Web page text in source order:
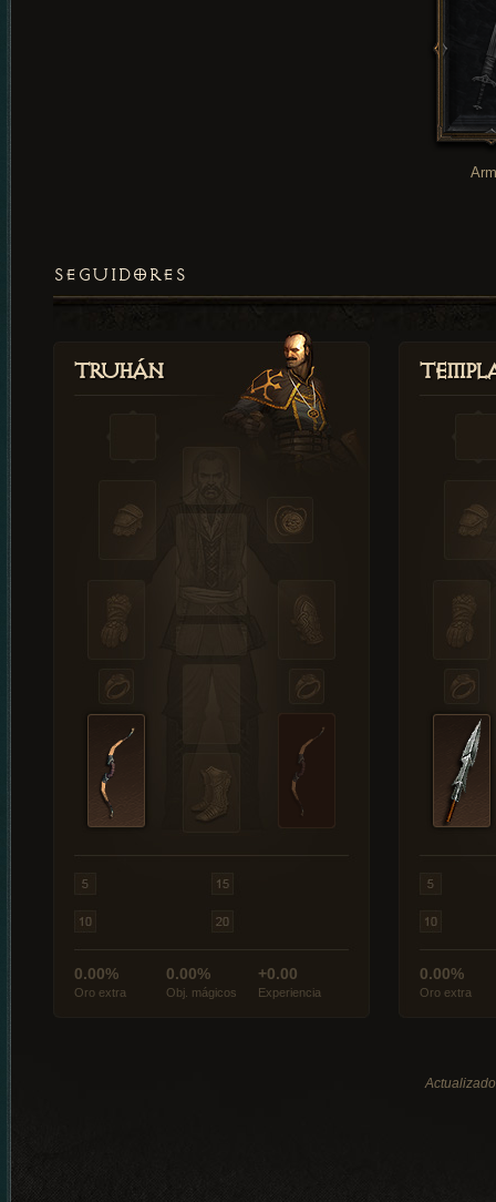
SEGUIDORES
Truhán
0.00%
Oro extra
0.00%
Obj. mágicos
+0.00
Experiencia
0.00%
Oro extra